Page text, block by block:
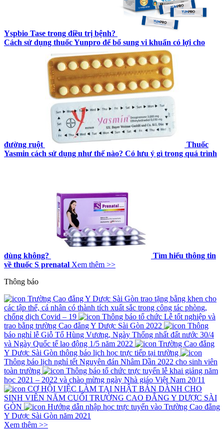
Yspbio Tase trong điều trị bệnh?
Cách sử dụng thuốc Yunpro để bổ sung vi khuẩn có lợi cho
đường ruột
Thuốc
Yasmin cách sử dụng như thế nào? Có lưu ý gì trong quá trình
dùng không?
Tìm hiểu thông tin
về thuốc S prenatal Xem thêm >>
Thông báo
Trường Cao đẳng Y Dược Sài Gòn trao tặng bằng khen cho
các tập thể, cá nhân có thành tích xuất sắc trong công tác phòng,
chống dịch Covid – 19
Thông báo tổ chức Lễ tốt nghiệp và
trao bằng trường Cao đẳng Y Dược Sài Gòn 2022
Thông
báo nghỉ lễ Giỗ Tổ Hùng Vương, Ngày Thống nhất đất nước 30/4
và Ngày Quốc tế lao động 1/5 năm 2022
Trường Cao đẳng
Y Dược Sài Gòn thông báo lịch học trực tiếp tại trường
Thông báo lịch nghỉ tết Nguyên đán Nhâm Dần 2022 cho sinh viên
toàn trường
Thông báo tổ chức trực tuyến lễ khai giảng năm
học 2021 – 2022 và chào mừng ngày Nhà giáo Việt Nam 20/11
CƠ HỘI VIỆC LÀM TẠI NHẬT BẢN DÀNH CHO
SINH VIÊN NĂM CUỐI TRƯỜNG CAO ĐẲNG Y DƯỢC SÀI
GÒN
Hướng dẫn nhập học trực tuyến vào Trường Cao đẳng
Y Dược Sài Gòn năm 2021
Xem thêm >>